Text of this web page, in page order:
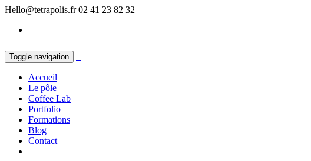
Hello@tetrapolis.fr 02 41 23 82 32
Toggle navigation
Accueil
Le pôle
Coffee Lab
Portfolio
Formations
Blog
Contact